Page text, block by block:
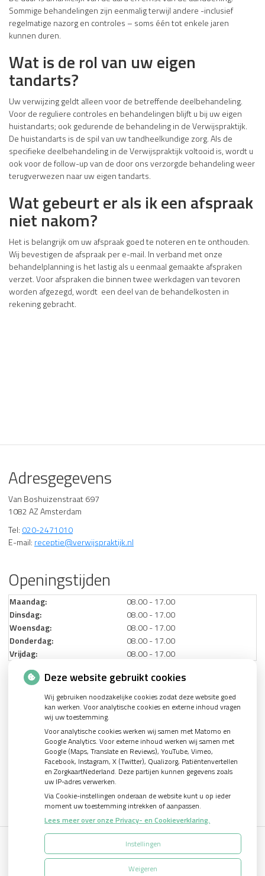
Sommige behandelingen zijn eenmalig terwijl andere -inclusief
regelmatige nazorg en controles – soms één tot enkele jaren
kunnen duren.
Wat is de rol van uw eigen
tandarts?
Uw verwijzing geldt alleen voor de betreffende deelbehandeling.
Voor de reguliere controles en behandelingen blijft u bij uw eigen
huistandarts; ook gedurende de behandeling in de Verwijspraktijk.
De huistandarts is de spil van uw tandheelkundige zorg. Als de
specifieke deelbehandeling in de Verwijspraktijk voltooid is, wordt u
ook voor de follow-up van de door ons verzorgde behandeling weer
terugverwezen naar uw eigen tandarts.
Wat gebeurt er als ik een afspraak
niet nakom?
Het is belangrijk om uw afspraak goed te noteren en te onthouden.
Wij bevestigen de afspraak per e-mail. In verband met onze
behandelplanning is het lastig als u eenmaal gemaakte afspraken
verzet. Voor afspraken die binnen twee werkdagen van tevoren
worden afgezegd, wordt een deel van de behandelkosten in
rekening gebracht.
Adresgegevens
Van Boshuizenstraat 697
1082 AZ Amsterdam
Tel: 020-2471010
E-mail: receptie@verwijspraktijk.nl
Openingstijden
Maandag:
08.00 - 17.00
Dinsdag:
08.00 - 17.00
Woensdag:
08.00 - 17.00
Donderdag:
08.00 - 17.00
Vrijdag:
08.00 - 17.00
Nieuws
Let op: valse Infomedics-mails over openstaande rekening
Tanden bleken? Laat het veilig doen!
Gezond tandvlees: de basis voor een gezonde mond
Naar de tandarts in het buitenland? Wees op je hoede!
Uw Zorg Online|Beheer
Deze website gebruikt cookies
Wij gebruiken noodzakelijke cookies zodat deze website goed
kan werken. Voor analytische cookies en externe inhoud vragen
wij uw toestemming.
Voor analytische cookies werken wij samen met Matomo en
Google Analytics. Voor externe inhoud werken wij samen met
Google (Maps, Translate en Reviews), YouTube, Vimeo,
Facebook, Instagram, X (Twitter), Qualizorg, Patiëntenvertellen
en ZorgkaartNederland. Deze partijen kunnen gegevens zoals
uw IP-adres verwerken.
Via Cookie-instellingen onderaan de website kunt u op ieder
moment uw toestemming intrekken of aanpassen.
Lees meer over onze Privacy- en Cookieverklaring.
Instellingen
Weigeren